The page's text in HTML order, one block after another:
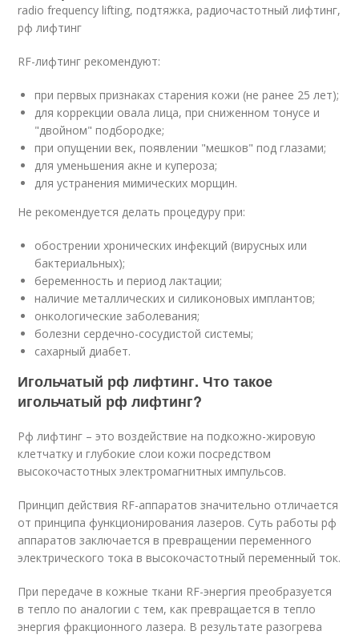
radio frequency lifting, подтяжка, радиочастотный лифтинг,
рф лифтинг
RF-лифтинг рекомендуют:
при первых признаках старения кожи (не ранее 25 лет);
для коррекции овала лица, при сниженном тонусе и
"двойном" подбородке;
при опущении век, появлении "мешков" под глазами;
для уменьшения акне и купероза;
для устранения мимических морщин.
Не рекомендуется делать процедуру при:
обострении хронических инфекций (вирусных или
бактериальных);
беременность и период лактации;
наличие металлических и силиконовых имплантов;
онкологические заболевания;
болезни сердечно-сосудистой системы;
сахарный диабет.
Игольчатый рф лифтинг. Что такое
игольчатый рф лифтинг?
Рф лифтинг – это воздействие на подкожно-жировую
клетчатку и глубокие слои кожи посредством
высокочастотных электромагнитных импульсов.
Принцип действия RF-аппаратов значительно отличается
от принципа функционирования лазеров. Суть работы рф
аппаратов заключается в превращении переменного
электрического тока в высокочастотный переменный ток.
При передаче в кожные ткани RF-энергия преобразуется
в тепло по аналогии с тем, как превращается в тепло
энергия фракционного лазера. В результате разогрева